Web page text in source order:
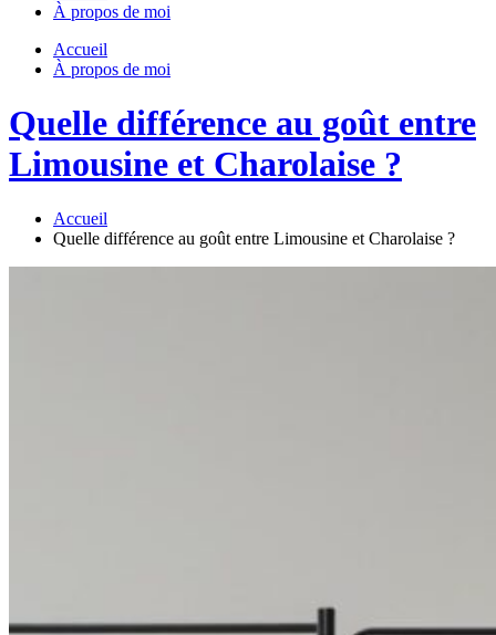
À propos de moi
Accueil
À propos de moi
Quelle différence au goût entre
Limousine et Charolaise ?
Accueil
Quelle différence au goût entre Limousine et Charolaise ?